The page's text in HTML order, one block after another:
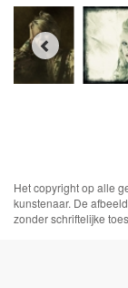
Het copyright op alle
kunstenaar. De
zonder schriftelijke